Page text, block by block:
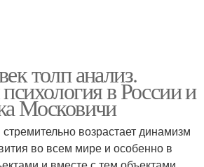
толп анализ.
в России и
Московичи
возрастает динамизм
во всем мире и особенно в